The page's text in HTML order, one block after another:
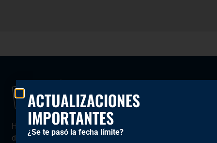
Hemos sido el socio fiscal de confianza
de la comunidad del Condado de Orange
ACTUALIZACIONES
IMPORTANTES
¿Se te pasó la fecha límite?